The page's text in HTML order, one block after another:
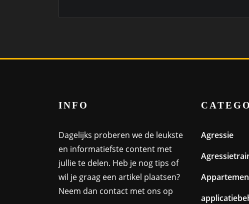
INFO
Dagelijks proberen we de leukste
en informatiefste content met
jullie te delen. Heb je nog tips of
wil je graag een artikel plaatsen?
Neem dan contact met ons op
Agressie